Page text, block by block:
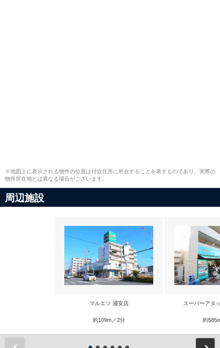
※地図上に表示される物件の位置は付近住所に所在することを表すものであり、実際の
物件所在地とは異なる場合がございます。
周辺施設
マルエツ 浦安店
約109m／2分
スーパーアタ
約